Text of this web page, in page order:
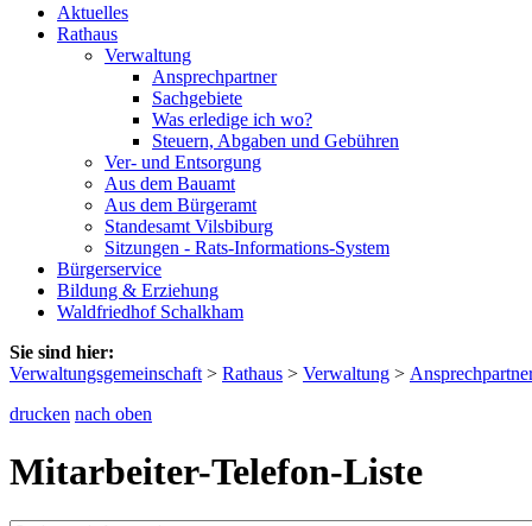
Aktuelles
Rathaus
Verwaltung
Ansprechpartner
Sachgebiete
Was erledige ich wo?
Steuern, Abgaben und Gebühren
Ver- und Entsorgung
Aus dem Bauamt
Aus dem Bürgeramt
Standesamt Vilsbiburg
Sitzungen - Rats-Informations-System
Bürgerservice
Bildung & Erziehung
Waldfriedhof Schalkham
Sie sind hier:
Verwaltungsgemeinschaft > Rathaus > Verwaltung >
drucken nach oben
Mitarbeiter-Telefon-Liste